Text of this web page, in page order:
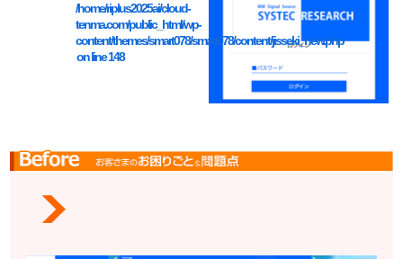
/home/riplus2025ai/cloud-
tenma.com/public_html/wp-
content/themes/smart078/smart078/content/jisseki_new.php
on line148